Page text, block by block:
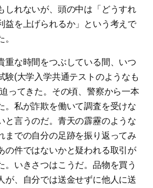
しれないが、頭の中は「どうすれ
益を上げられるか」という考えで
重な時間をつぶしている間、いつ
験(大学入学共通テストのようなも
ってきた。その頃、警察から一本
。私が詐欺を働いて調査を受けな
と言うのだ。青天の霹靂のような
までの自分の足跡を振り返ってみ
の件ではないかと疑われる取引が
。いきさつはこうだ。品物を買う
が、自分では送金せずに他人に送